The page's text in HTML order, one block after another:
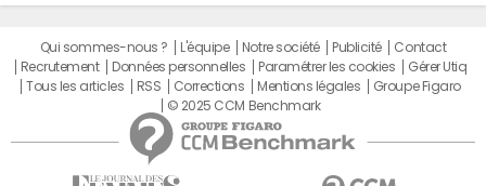
Qui sommes-nous ? L'équipe Notre société Publicité
Contact
Recrutement
Données personnelles Paramétrer les cookies
Gérer Utiq
Tous les articles
RSS Corrections Mentions légales
Groupe Figaro
© 2025 CCM Benchmark